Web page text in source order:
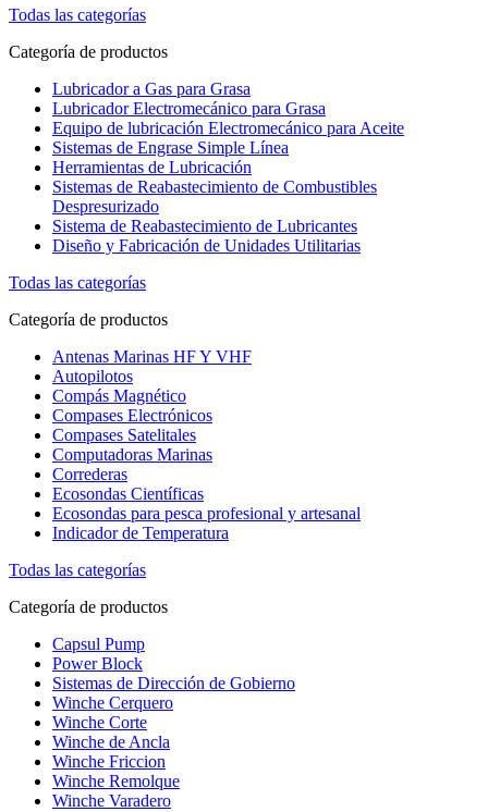
Todas las categorías
Categoría de productos
Lubricador a Gas para Grasa
Lubricador Electromecánico para Grasa
Equipo de lubricación Electromecánico para Aceite
Sistemas de Engrase Simple Línea
Herramientas de Lubricación
Sistemas de Reabastecimiento de Combustibles
Despresurizado
Sistema de Reabastecimiento de Lubricantes
Diseño y Fabricación de Unidades Utilitarias
Todas las categorías
Categoría de productos
Antenas Marinas HF Y VHF
Autopilotos
Compás Magnético
Compases Electrónicos
Compases Satelitales
Computadoras Marinas
Correderas
Ecosondas Científicas
Ecosondas para pesca profesional y artesanal
Indicador de Temperatura
Todas las categorías
Categoría de productos
Capsul Pump
Power Block
Sistemas de Dirección de Gobierno
Winche Cerquero
Winche Corte
Winche de Ancla
Winche Friccion
Winche Remolque
Winche Varadero